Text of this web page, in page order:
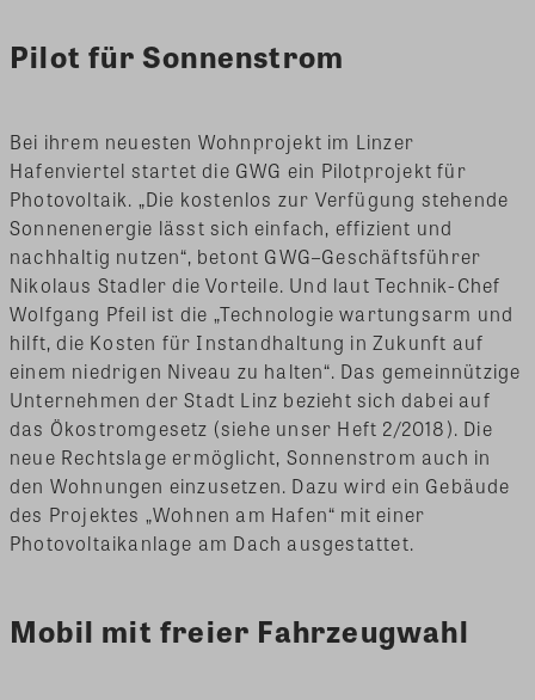
Pilot für Sonnenstrom
Bei ihrem neuesten Wohnprojekt im Linzer
Hafenviertel startet die GWG ein Pilotprojekt für
Photovoltaik. „Die kostenlos zur Verfügung stehende
Sonnenenergie lässt sich einfach, effizient und
nachhaltig nutzen“, betont GWG–Geschäftsführer
Nikolaus Stadler die Vorteile. Und laut Technik-Chef
Wolfgang Pfeil ist die „Technologie wartungsarm und
hilft, die Kosten für Instandhaltung in Zukunft auf
einem niedrigen Niveau zu halten“. Das gemeinnützige
Unternehmen der Stadt Linz bezieht sich dabei auf
das Ökostromgesetz (siehe unser Heft 2/2018). Die
neue Rechtslage ermöglicht, Sonnenstrom auch in
den Wohnungen einzusetzen. Dazu wird ein Gebäude
des Projektes „Wohnen am Hafen“ mit einer
Photovoltaikanlage am Dach ausgestattet.
Mobil mit freier Fahrzeugwahl